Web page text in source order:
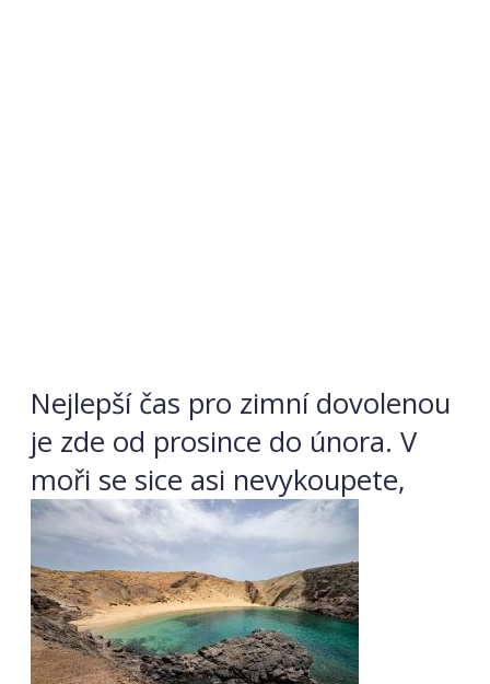
Nejlepší čas pro zimní dovolenou
je zde od prosince do února. V
moři se sice asi nevykoupete,